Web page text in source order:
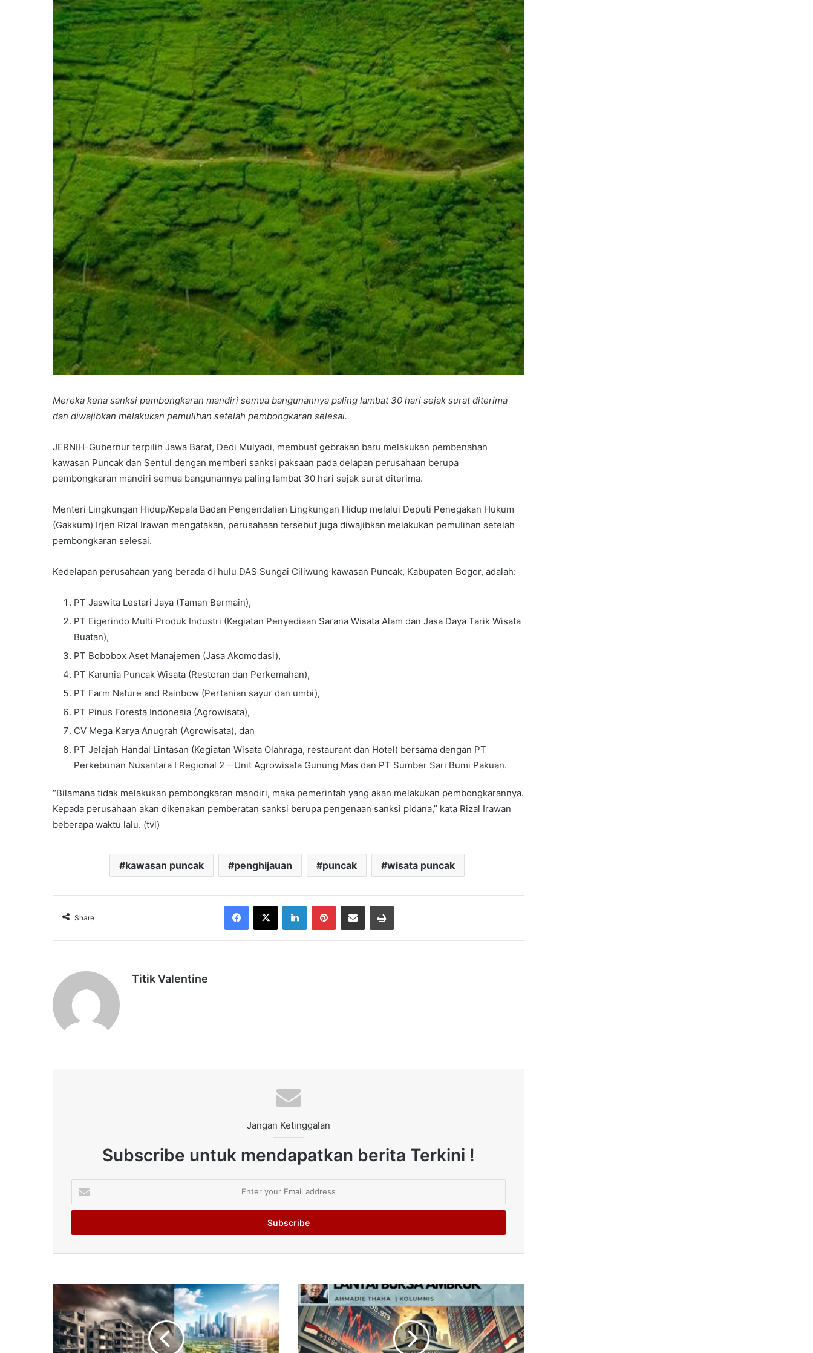
Mereka kena sanksi pembongkaran mandiri semua bangunannya paling lambat 30 hari sejak surat diterima
dan diwajibkan melakukan pemulihan setelah pembongkaran selesai.
JERNIH-Gubernur terpilih Jawa Barat, Dedi Mulyadi, membuat gebrakan baru melakukan pembenahan
kawasan Puncak dan Sentul dengan memberi sanksi paksaan pada delapan perusahaan berupa
pembongkaran mandiri semua bangunannya paling lambat 30 hari sejak surat diterima.
Menteri Lingkungan Hidup/Kepala Badan Pengendalian Lingkungan Hidup melalui Deputi Penegakan Hukum
(Gakkum) Irjen Rizal Irawan mengatakan, perusahaan tersebut juga diwajibkan melakukan pemulihan setelah
pembongkaran selesai.
Kedelapan perusahaan yang berada di hulu DAS Sungai Ciliwung kawasan Puncak, Kabupaten Bogor, adalah:
PT Jaswita Lestari Jaya (Taman Bermain),
PT Eigerindo Multi Produk Industri (Kegiatan Penyediaan Sarana Wisata Alam dan Jasa Daya Tarik Wisata
Buatan),
PT Bobobox Aset Manajemen (Jasa Akomodasi),
PT Karunia Puncak Wisata (Restoran dan Perkemahan),
PT Farm Nature and Rainbow (Pertanian sayur dan umbi),
PT Pinus Foresta Indonesia (Agrowisata),
CV Mega Karya Anugrah (Agrowisata), dan
PT Jelajah Handal Lintasan (Kegiatan Wisata Olahraga, restaurant dan Hotel) bersama dengan PT
Perkebunan Nusantara I Regional 2 – Unit Agrowisata Gunung Mas dan PT Sumber Sari Bumi Pakuan.
“Bilamana tidak melakukan pembongkaran mandiri, maka pemerintah yang akan melakukan pembongkarannya.
Kepada perusahaan akan dikenakan pemberatan sanksi berupa pengenaan sanksi pidana,” kata Rizal Irawan
beberapa waktu lalu. (tvl)
kawasan puncak penghijauan puncak wisata puncak
Share
Facebook
X LinkedInPinterestShare via Email Print
Titik Valentine
Jangan Ketinggalan
Subscribe untuk mendapatkan berita Terkini !
your
Email